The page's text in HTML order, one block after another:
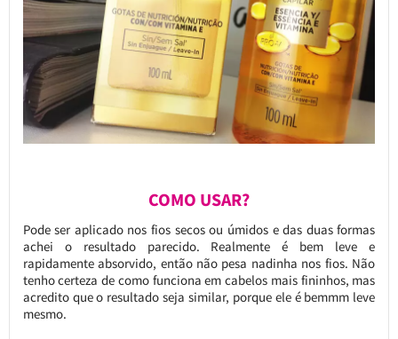
COMO USAR?
Pode ser aplicado nos fios secos ou úmidos e das duas formas
achei o resultado parecido. Realmente é bem leve e
rapidamente absorvido, então não pesa nadinha nos fios. Não
tenho certeza de como funciona em cabelos mais fininhos, mas
acredito que o resultado seja similar, porque ele é bemmm leve
mesmo.